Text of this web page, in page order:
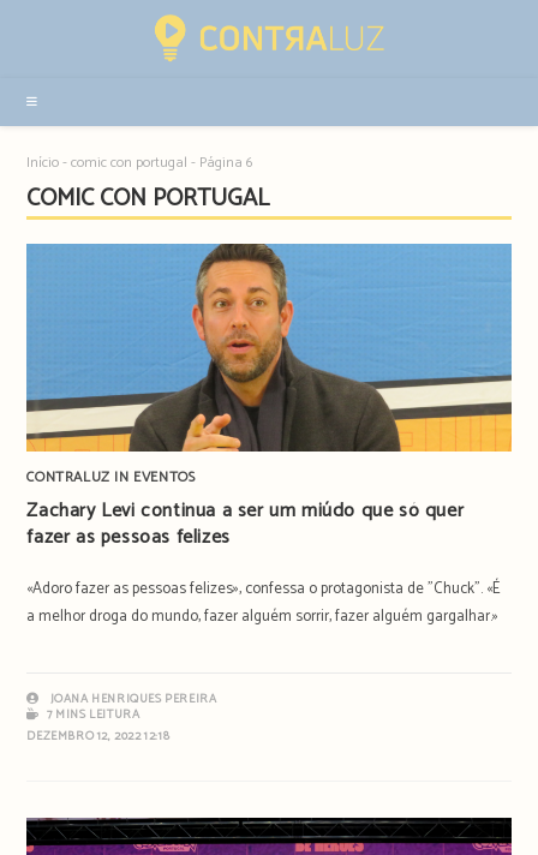
sidebar
Início-comic con portugal - Página 6
COMIC CON PORTUGAL
CONTRALUZ IN EVENTOS
Zachary Levi continua a ser um miúdo que só quer
fazer as pessoas felizes
«Adoro fazer as pessoas felizes», confessa o protagonista de "Chuck". «É
a melhor droga do mundo, fazer alguém sorrir, fazer alguém gargalhar.»
JOANA HENRIQUES PEREIRA
7 MINS LEITURA
DEZEMBRO 12, 2022 12:18